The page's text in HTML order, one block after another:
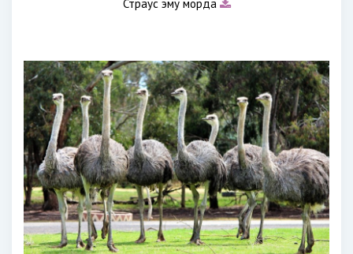
Страус эму морда